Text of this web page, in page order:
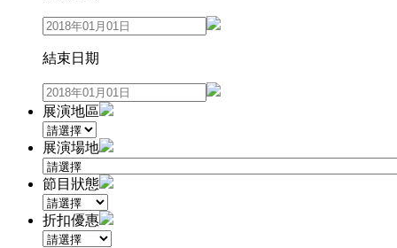
結束日期
展演地區
展演場地
節目狀態
折扣優惠